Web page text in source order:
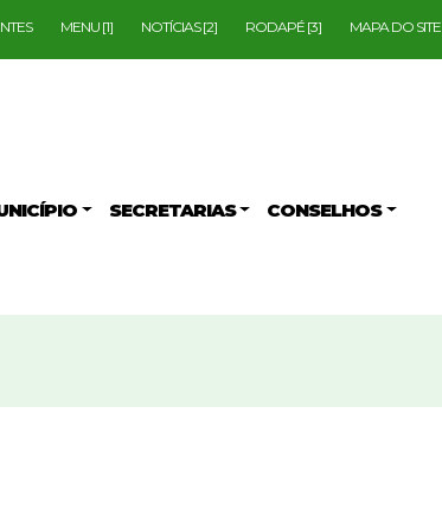
MENU [1] NOTÍCIAS [2] RODAPÉ [3] MAPA DO SITE
SECRETARIAS CONSELHOS